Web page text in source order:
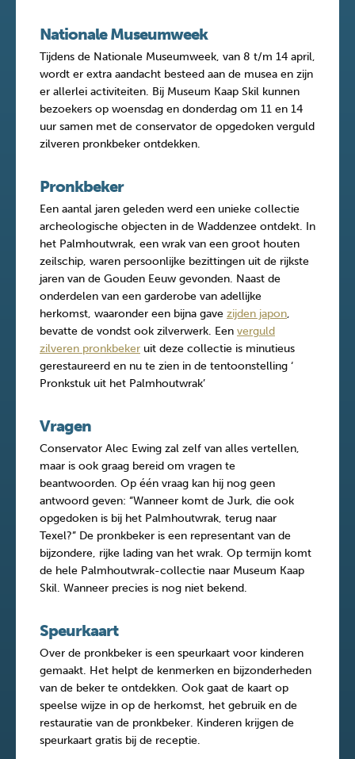
Nationale Museumweek
Tijdens de Nationale Museumweek, van 8 t/m 14 april,
wordt er extra aandacht besteed aan de musea en zijn
er allerlei activiteiten. Bij Museum Kaap Skil kunnen
bezoekers op woensdag en donderdag om 11 en 14
uur samen met de conservator de opgedoken verguld
zilveren pronkbeker ontdekken.
Pronkbeker
Een aantal jaren geleden werd een unieke collectie
archeologische objecten in de Waddenzee ontdekt. In
het Palmhoutwrak, een wrak van een groot houten
zeilschip, waren persoonlijke bezittingen uit de rijkste
jaren van de Gouden Eeuw gevonden. Naast de
onderdelen van een garderobe van adellijke
herkomst, waaronder een bijna gave zijden japon,
bevatte de vondst ook zilverwerk. Een verguld
zilveren pronkbeker uit deze collectie is minutieus
gerestaureerd en nu te zien in de tentoonstelling ‘
Pronkstuk uit het Palmhoutwrak’
Vragen
Conservator Alec Ewing zal zelf van alles vertellen,
maar is ook graag bereid om vragen te
beantwoorden. Op één vraag kan hij nog geen
antwoord geven: “Wanneer komt de Jurk, die ook
opgedoken is bij het Palmhoutwrak, terug naar
Texel?” De pronkbeker is een representant van de
bijzondere, rijke lading van het wrak. Op termijn komt
de hele Palmhoutwrak-collectie naar Museum Kaap
Skil. Wanneer precies is nog niet bekend.
Speurkaart
Over de pronkbeker is een speurkaart voor kinderen
gemaakt. Het helpt de kenmerken en bijzonderheden
van de beker te ontdekken. Ook gaat de kaart op
speelse wijze in op de herkomst, het gebruik en de
restauratie van de pronkbeker. Kinderen krijgen de
speurkaart gratis bij de receptie.